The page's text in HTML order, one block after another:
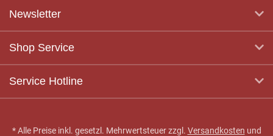
Service Hotline
Shop Service
Newsletter
* Alle Preise inkl. gesetzl. Mehrwertsteuer zzgl. Versandkosten und